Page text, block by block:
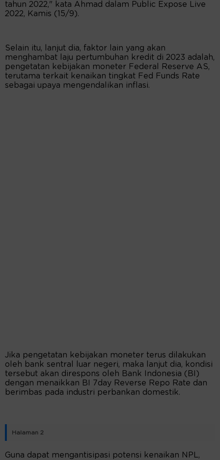
tahun 2022," kata Ahmad dalam Public Expose Live
2022, Kamis (15/9).
Selain itu, lanjut dia, faktor lain yang akan
menghambat laju pertumbuhan kredit di 2023 adalah,
pengetatan kebijakan moneter Federal Reserve AS,
terutama terkait kenaikan tingkat Fed Funds Rate
sebagai upaya mengendalikan inflasi.
Jika pengetatan kebijakan moneter terus dilakukan
oleh bank sentral luar negeri, maka lanjut dia, kondisi
tersebut akan direspons oleh Bank Indonesia (BI)
dengan menaikkan BI 7day Reverse Repo Rate dan
berimbas pada industri perbankan domestik.
Halaman 2
Guna dapat mengantisipasi potensi kenaikan NPL,